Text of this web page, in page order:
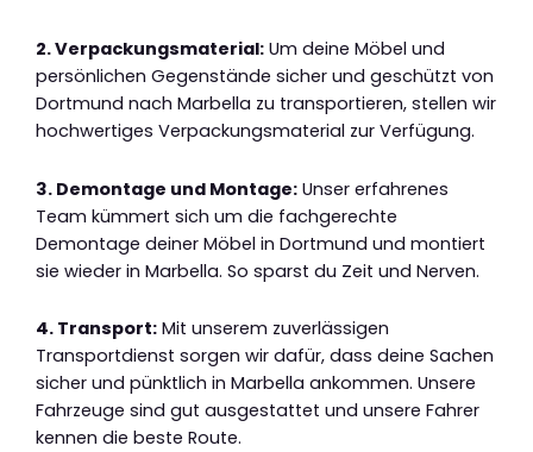
2. Verpackungsmaterial: Um deine Möbel und
persönlichen Gegenstände sicher und geschützt von
Dortmund nach Marbella zu transportieren, stellen wir
hochwertiges Verpackungsmaterial zur Verfügung.
3. Demontage und Montage: Unser erfahrenes
Team kümmert sich um die fachgerechte
Demontage deiner Möbel in Dortmund und montiert
sie wieder in Marbella. So sparst du Zeit und Nerven.
4. Transport: Mit unserem zuverlässigen
Transportdienst sorgen wir dafür, dass deine Sachen
sicher und pünktlich in Marbella ankommen. Unsere
Fahrzeuge sind gut ausgestattet und unsere Fahrer
kennen die beste Route.